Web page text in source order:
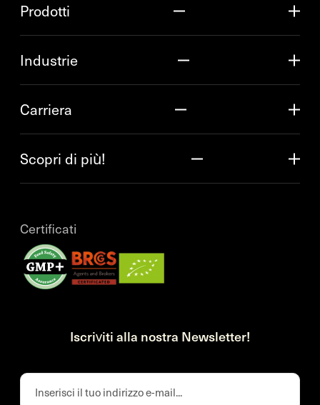
Prodotti
Industrie
Carriera
Scopri di più!
Certificati
Iscriviti alla nostra Newsletter!